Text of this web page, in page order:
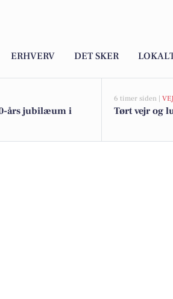
ERHVERV DET SKER
års jubilæum i
6 timer siden |
Tørt vejr og
stjålet